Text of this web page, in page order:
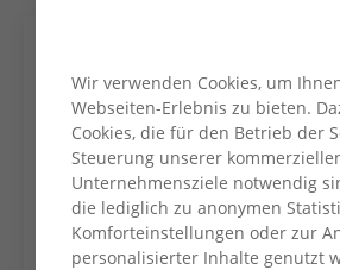
Wir verwenden Cookies, um
Webseiten-Erlebnis zu bieten.
Cookies, die für den Betrieb der
Steuerung unserer
Unternehmensziele notwendig
die lediglich zu anonymen
Komforteinstellungen oder zur
personalisierter Inhalte genutzt